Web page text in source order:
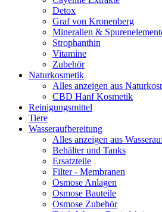
Detox
Graf von Kronenberg
Mineralien &
Strophanthin
Vitamine
Zubehör
Naturkosmetik
Alles anzeigen aus
CBD Hanf Kosmetik
Reinigungsmittel
Tiere
Wasseraufbereitung
Alles anzeigen aus
Behälter und Tanks
Ersatzteile
Filter - Membranen
Osmose Anlagen
Osmose Bauteile
Osmose Zubehör